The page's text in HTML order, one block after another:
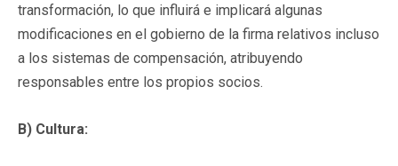
transformación, lo que influirá e implicará algunas
modificaciones en el gobierno de la firma relativos incluso
a los sistemas de compensación, atribuyendo
responsables entre los propios socios.
B) Cultura: